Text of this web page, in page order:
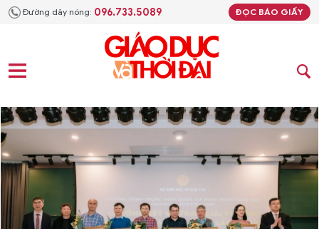
Đường dây nóng: 096.733.5089 ĐỌC BÁO GIẤY